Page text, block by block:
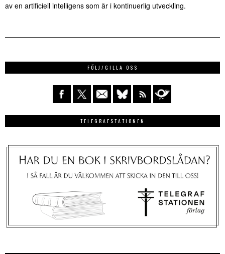
av en artificiell intelligens som är i kontinuerlig utveckling.
FÖLJ/GILLA OSS
TELEGRAFSTATIONEN